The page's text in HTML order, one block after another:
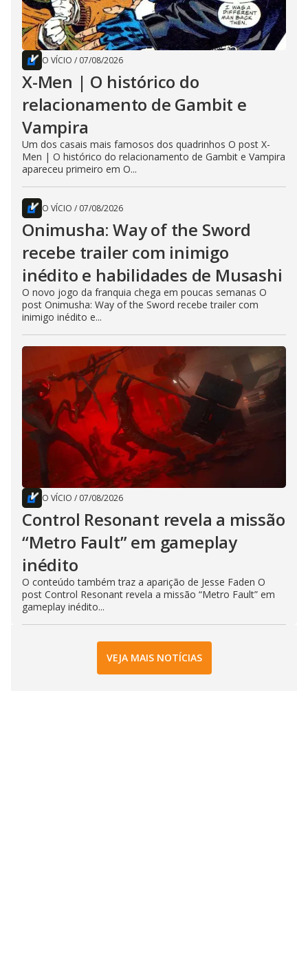
O VÍCIO / 07/08/2026
X-Men | O histórico do
relacionamento de Gambit e
Vampira
Um dos casais mais famosos dos quadrinhos O post X-
Men | O histórico do relacionamento de Gambit e Vampira
apareceu primeiro em O...
O VÍCIO / 07/08/2026
Onimusha: Way of the Sword
recebe trailer com inimigo
inédito e habilidades de Musashi
O novo jogo da franquia chega em poucas semanas O
post Onimusha: Way of the Sword recebe trailer com
inimigo inédito e...
O VÍCIO / 07/08/2026
Control Resonant revela a missão
“Metro Fault” em gameplay
inédito
O conteúdo também traz a aparição de Jesse Faden O
post Control Resonant revela a missão “Metro Fault” em
gameplay inédito...
VEJA MAIS NOTÍCIAS